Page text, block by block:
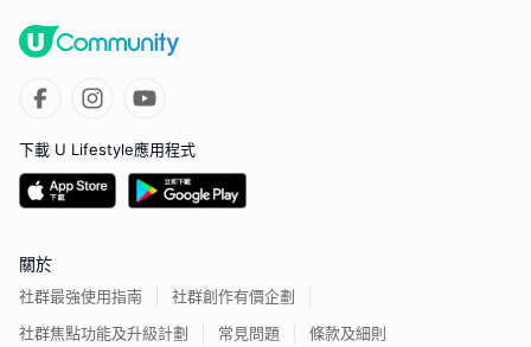
下載 U Lifestyle應用程式
關於
社群最強使用指南
社群創作有價企劃
社群焦點功能及升級計劃
常見問題 條款及細則